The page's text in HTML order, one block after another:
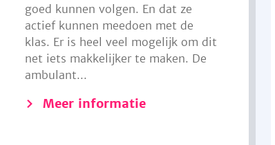
goed kunnen volgen. En dat ze
actief kunnen meedoen met de
klas. Er is heel veel mogelijk om dit
net iets makkelijker te maken. De
ambulant...
Meer informatie